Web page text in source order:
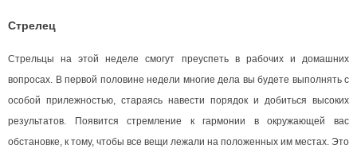
Стрелец
Стрельцы на этой неделе смогут преуспеть в рабочих и домашних
вопросах. В первой половине недели многие дела вы будете выполнять с
особой прилежностью, стараясь навести порядок и добиться высоких
результатов. Появится стремление к гармонии в окружающей вас
обстановке, к тому, чтобы все вещи лежали на положенных им местах. Это